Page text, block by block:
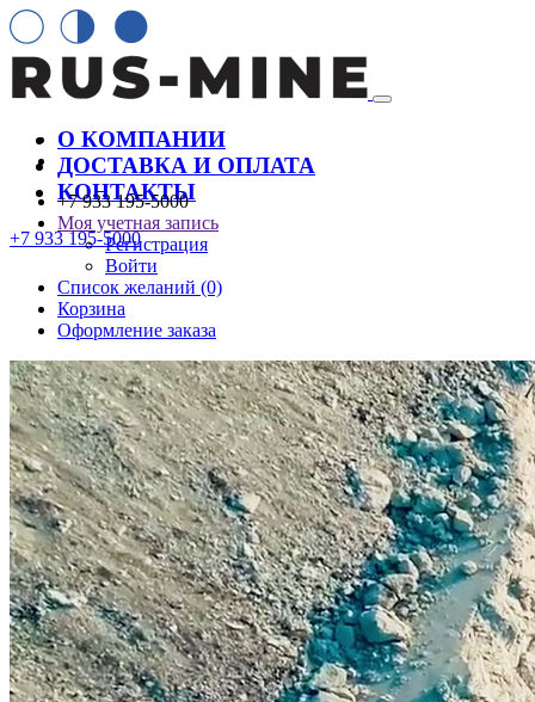
О КОМПАНИИ
ДОСТАВКА И ОПЛАТА
КОНТАКТЫ
+7 933 195-5000
+7 933 195-5000
Моя учетная запись
Регистрация
Войти
Список желаний (0)
Корзина
Оформление заказа